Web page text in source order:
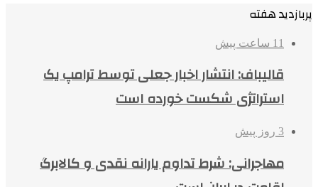
پربازدید هفته
11 ساعت پیش
قالیباف: انتشار اخبار جعلی توسط ترامپ یک
استراتژی شکست خورده است
3 روز پیش
مهاجرانی: شرط تداوم یارانه نقدی و کالابرگ